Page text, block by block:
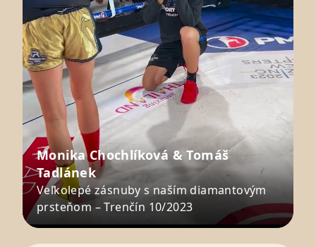
Monika Chochlíková & Tomáš
Tadlánek
Veľkolepé zásnuby s naším diamantovým
prsteňom – Trenčín 10/2023